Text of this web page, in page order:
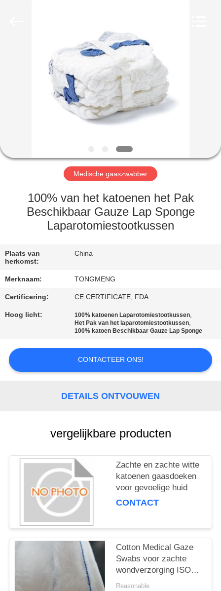
PRODUCTEN
ONGEVEER
FABRIEKSREIS
KWALITEITSCONTROLE
CONTACTEER
EEN
CITAAT
SITEMAP
Medische gaaszwabber
100% van het katoenen het Pak
Beschikbaar Gauze Lap Sponge
Laparotomiestootkussen
Plaats van
herkomst:
China
Merknaam: TONGMENG
Certificering: CE CERTIFICATE, FDA
Hoog licht: 100% katoenen Laparotomiestootkussen,
Het Pak van het laparotomiestootkussen,
100% katoen Beschikbaar Gauze Lap Sponge
CONTACTEER ONS!
DETAILS ONTVOUWEN
vergelijkbare producten
Zachte en zachte witte
katoenen gaasdoeken
voor gevoelige huid
CONTACT
Cotton Medical Gaze
Swabs voor zachte
wondverzorging ISO
gecertificeerd
Reasonable